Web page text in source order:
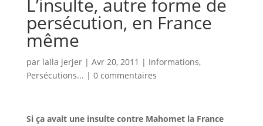
L’insulte, autre forme de
persécution, en France
même
par lalla jerjer| Avr 20, 2011 | Informations,
Persécutions... | 0 commentaires
Si ça avait une insulte contre Mahomet la France